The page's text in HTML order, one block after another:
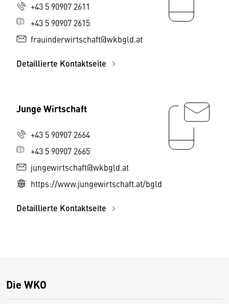
+43 5 90907 2611
+43 5 90907 2615
frauinderwirtschaft@wkbgld.at
Detaillierte Kontaktseite
Junge Wirtschaft
+43 5 90907 2664
+43 5 90907 2665
jungewirtschaft@wkbgld.at
https://www.jungewirtschaft.at/bgld
Detaillierte Kontaktseite
Die WKO